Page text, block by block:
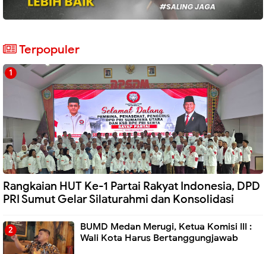
Terpopuler
Rangkaian HUT Ke-1 Partai Rakyat Indonesia, DPD
PRI Sumut Gelar Silaturahmi dan Konsolidasi
BUMD Medan Merugi, Ketua Komisi III :
Wali Kota Harus Bertanggungjawab